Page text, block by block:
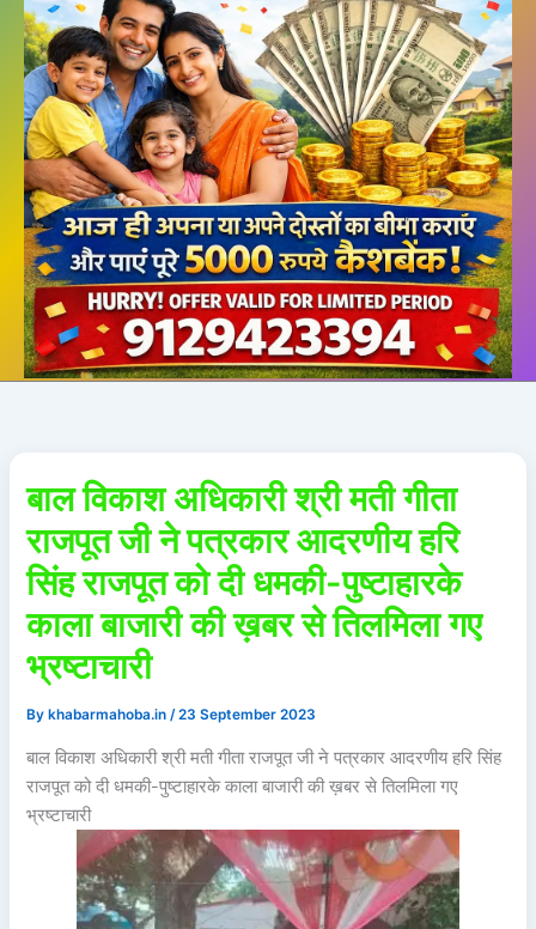
बाल विकाश अधिकारी श्री मती गीता
राजपूत जी ने पत्रकार आदरणीय हरि
सिंह राजपूत को दी धमकी-पुष्टाहारके
काला बाजारी की ख़बर से तिलमिला गए
भ्रष्टाचारी
By khabarmahoba.in/23 September 2023
बाल विकाश अधिकारी श्री मती गीता राजपूत जी ने पत्रकार आदरणीय हरि सिंह
राजपूत को दी धमकी-पुष्टाहारके काला बाजारी की ख़बर से तिलमिला गए
भ्रष्टाचारी